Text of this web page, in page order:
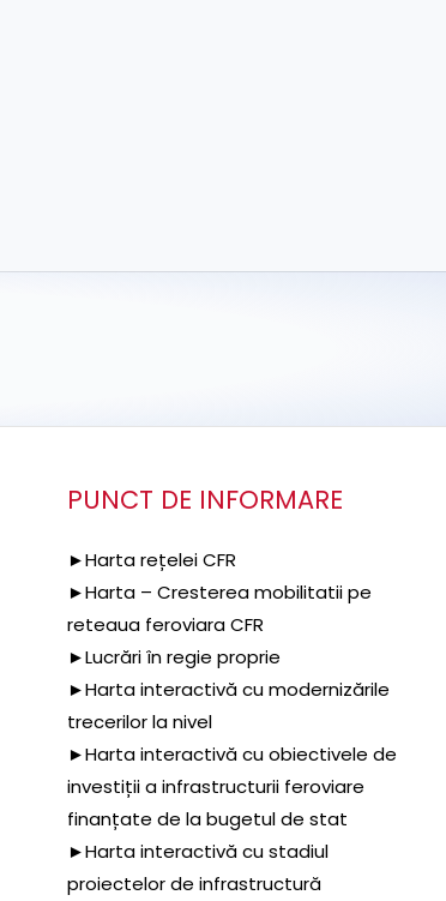
PUNCT DE INFORMARE
►Harta rețelei CFR
►Harta – Cresterea mobilitatii pe
reteaua feroviara CFR
►Lucrări în regie proprie
►Harta interactivă cu modernizările
trecerilor la nivel
►Harta interactivă cu obiectivele de
investiții a infrastructurii feroviare
finanțate de la bugetul de stat
►Harta interactivă cu stadiul
proiectelor de infrastructură